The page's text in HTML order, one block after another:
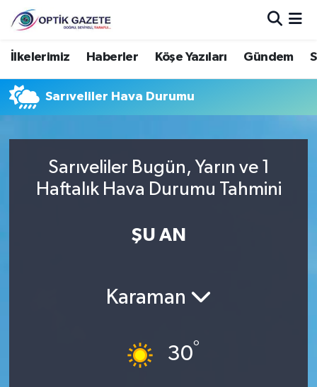
İlkelerimiz Haberler Köşe Yazıları Gündem
Sarıveliler Hava Durumu
Sarıveliler Bugün, Yarın ve 1
Haftalık Hava Durumu Tahmini
ŞU AN
Karaman
30°
Nöbetçi Eczaneler
Hava Durumu
Trafik Durumu
Süper Lig Puan Durumu ve Fikstür